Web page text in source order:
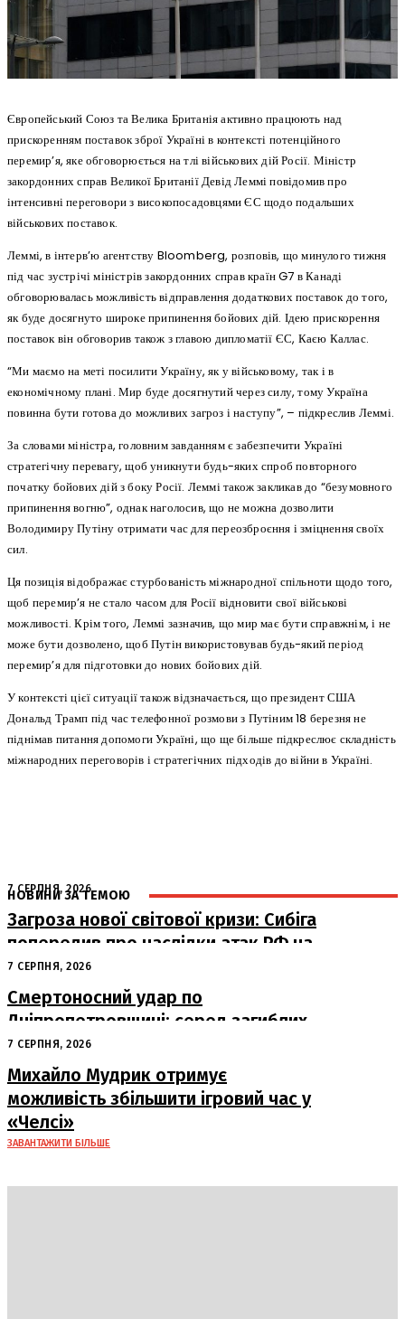
Європейський Союз та Велика Британія активно працюють над
прискоренням поставок зброї Україні в контексті потенційного
перемир’я, яке обговорюється на тлі військових дій Росії. Міністр
закордонних справ Великої Британії Девід Леммі повідомив про
інтенсивні переговори з високопосадовцями ЄС щодо подальших
військових поставок.
Леммі, в інтерв’ю агентству Bloomberg, розповів, що минулого тижня
під час зустрічі міністрів закордонних справ країн G7 в Канаді
обговорювалась можливість відправлення додаткових поставок до того,
як буде досягнуто широке припинення бойових дій. Ідею прискорення
поставок він обговорив також з главою дипломатії ЄС, Каєю Каллас.
“Ми маємо на меті посилити Україну, як у військовому, так і в
економічному плані. Мир буде досягнутий через силу, тому Україна
повинна бути готова до можливих загроз і наступу”, – підкреслив Леммі.
За словами міністра, головним завданням є забезпечити Україні
стратегічну перевагу, щоб уникнути будь-яких спроб повторного
початку бойових дій з боку Росії. Леммі також закликав до “безумовного
припинення вогню”, однак наголосив, що не можна дозволити
Володимиру Путіну отримати час для переозброєння і зміцнення своїх
сил.
Ця позиція відображає стурбованість міжнародної спільноти щодо того,
щоб перемир’я не стало часом для Росії відновити свої військові
можливості. Крім того, Леммі зазначив, що мир має бути справжнім, і не
може бути дозволено, щоб Путін використовував будь-який період
перемир’я для підготовки до нових бойових дій.
У контексті цієї ситуації також відзначається, що президент США
Дональд Трамп під час телефонної розмови з Путіним 18 березня не
піднімав питання допомоги Україні, що ще більше підкреслює складність
міжнародних переговорів і стратегічних підходів до війни в Україні.
НОВИНИ ЗА ТЕМОЮ
7 СЕРПНЯ, 2026
Загроза нової світової кризи: Сибіга
попередив про наслідки атак РФ на
судна
7 СЕРПНЯ, 2026
Смертоносний удар по
Дніпропетровщині: серед загиблих
– працівники «Укрпошти»
7 СЕРПНЯ, 2026
Михайло Мудрик отримує
можливість збільшити ігровий час у
«Челсі»
ЗАВАНТАЖИТИ БІЛЬШЕ